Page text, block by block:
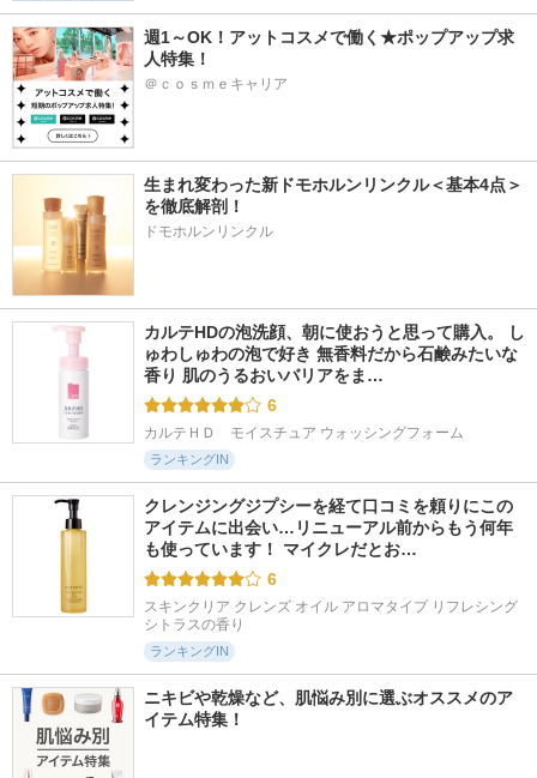
週1～OK！アットコスメで働く★ポップアップ求
人特集！
＠ｃｏｓｍｅキャリア
生まれ変わった新ドモホルンリンクル＜基本4点＞
を徹底解剖！
ドモホルンリンクル
カルテHDの泡洗顔、朝に使おうと思って購入。 し
ゅわしゅわの泡で好き 無香料だから石鹸みたいな
香り 肌のうるおいバリアをま…
6
カルテＨＤ　モイスチュア ウォッシングフォーム
ランキングIN
クレンジングジプシーを経て口コミを頼りにこの
アイテムに出会い…リニューアル前からもう何年
も使っています！ マイクレだとお…
6
スキンクリア クレンズ オイル アロマタイプ リフレシング
シトラスの香り
ランキングIN
ニキビや乾燥など、肌悩み別に選ぶオススメのア
イテム特集！